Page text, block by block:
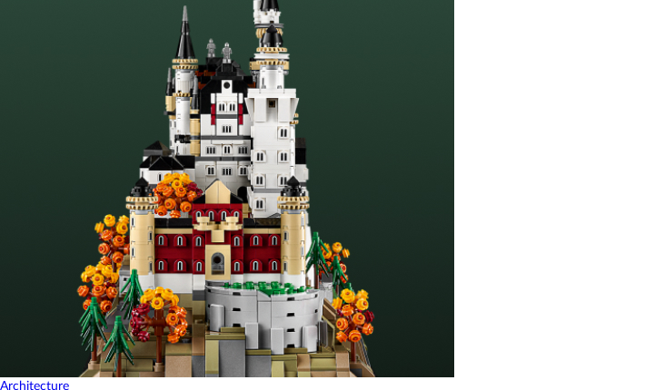
Architecture